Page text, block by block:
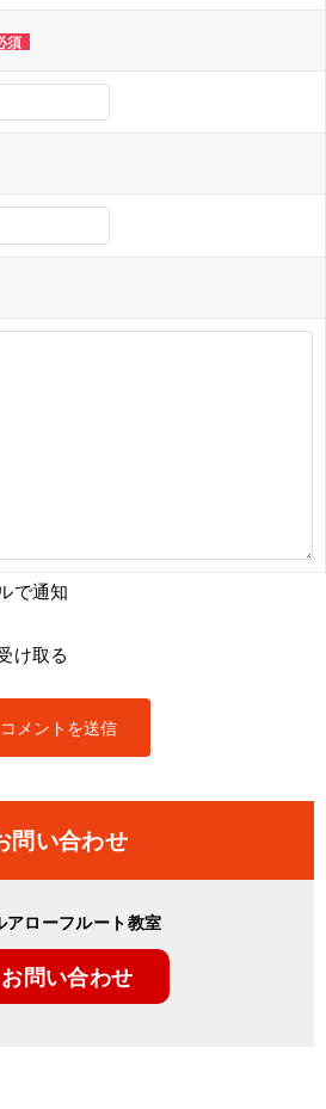
須
で通知
け取る
問い合わせ
アローフルート教室
問い合わせ